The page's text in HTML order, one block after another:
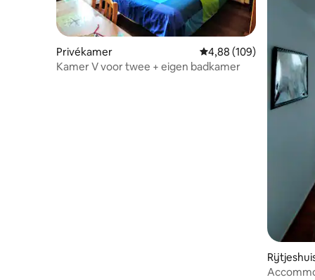
Privékamer Gemiddelde
4,88 (109)
Kamer V voor twee + eigen badkamer